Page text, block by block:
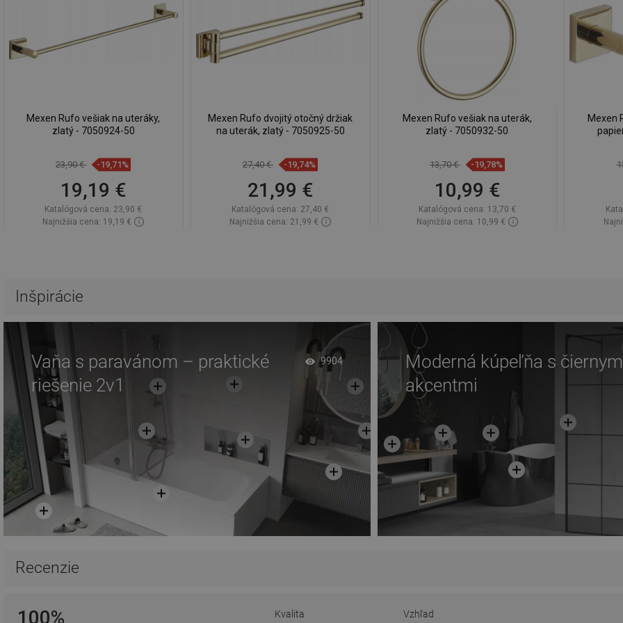
Mexen Rufo vešiak na uteráky,
zlatý - 7050924-50
23,90 € -19,71%
19,19 €
Katalógová cena: 23,90 €
Najnižšia cena: 19,19 €
Porovnaj
Mexen Rufo dvojitý otočný držiak
na uterák, zlatý - 7050925-50
27,40 € -19,74%
21,99 €
Katalógová cena: 27,40 €
Najnižšia cena: 21,99 €
Mexen Rufo vešiak na uterák,
zlatý - 7050932-50
13,70 € -19,78%
10,99 €
Katalógová cena: 13,70 €
Najnižšia cena: 10,99 €
Mexen
Inšpirácie
Vaňa s paravánom – praktické
riešenie 2v1
9904
Moderná kúpeľňa s
akcentmi
Recenzie
100% Kvalita Vzhľad